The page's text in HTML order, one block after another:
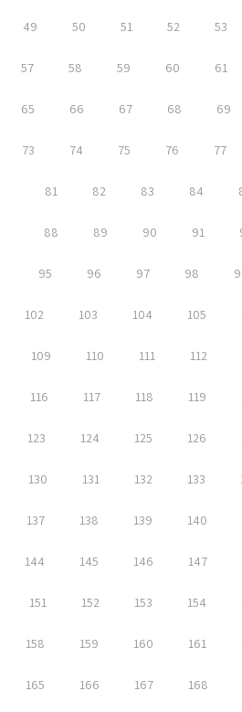
49 50 51 52 53
57 58 59 60 61
65 66 67 68 69
73 74 75 76 77
81 82 83 84
88 89 90 91
95 96 97 98
102 103 104 105
109 110 111 112
116 117 118 119
123 124 125 126
130 131 132 133
137 138 139 140
144 145 146 147
151 152 153 154
158 159 160 161
165 166 167 168